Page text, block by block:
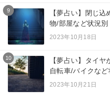
9
【夢占い】閉じ
物/部屋など状況別
2023年10月18日
10
【夢占い】タイ
自転車/バイクなど
2023年10月21日